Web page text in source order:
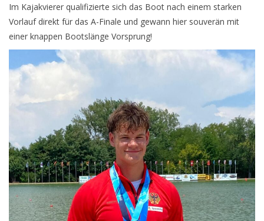
Videos
Im Kajakvierer qualifizierte sich das Boot nach einem starken
Vorlauf direkt für das A-Finale und gewann hier souverän mit
einer knappen Bootslänge Vorsprung!